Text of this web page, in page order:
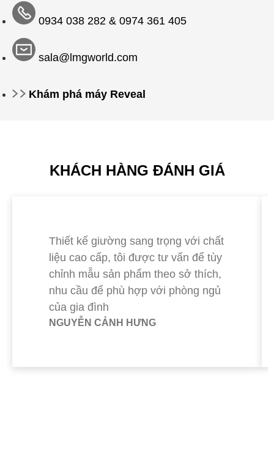
0934 038 282 &0974 361 405
sala@lmgworld.com
Khám phá máy Reveal
KHÁCH HÀNG ĐÁNH GIÁ
Thiết kế giường sang trọng với chất
liệu cao cấp, tôi được tư vấn để tùy
chỉnh mẫu sản phẩm theo sở thích,
nhu cầu để phù hợp với phòng ngủ
của gia đình
NGUYỄN CẢNH HƯNG